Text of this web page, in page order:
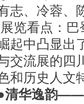
志、冷蓉、
起中凸显出
交流展的四
和历史人文
清华逸韵——